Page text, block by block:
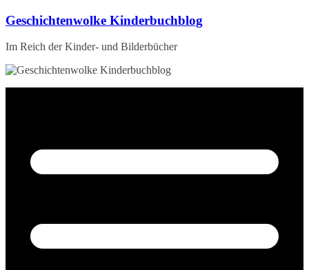
Zum
springen
Geschichtenwolke Kinderbuchblog
Im Reich der Kinder- und Bilderbücher